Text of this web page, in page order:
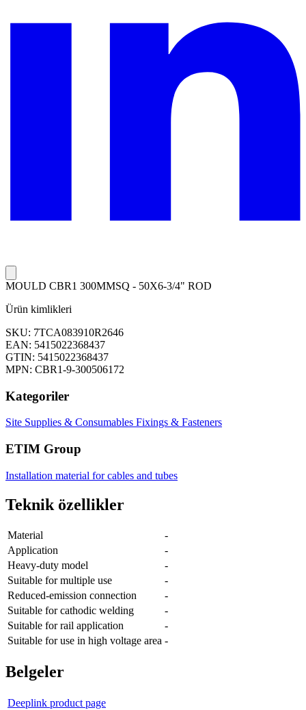
MOULD CBR1 300MMSQ - 50X6-3/4" ROD
Ürün kimlikleri
SKU: 7TCA083910R2646
EAN: 5415022368437
GTIN: 5415022368437
MPN: CBR1-9-300506172
Kategoriler
Site Supplies & Consumables Fixings & Fasteners
ETIM Group
Installation material for cables and tubes
Teknik özellikler
Material
-
Application
-
Heavy-duty model
-
Suitable for multiple use
-
Reduced-emission connection
-
Suitable for cathodic welding
-
Suitable for rail application
-
Suitable for use in high voltage area -
Belgeler
Deeplink product page